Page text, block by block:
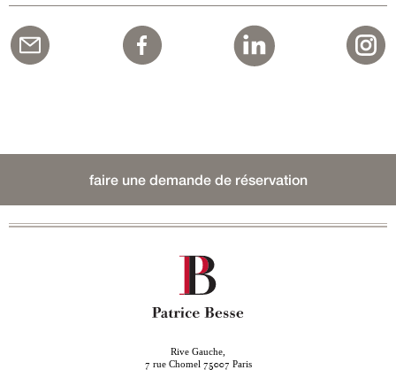
faire une demande de réservation
Rive Gauche,
7 rue Chomel 75007 Paris